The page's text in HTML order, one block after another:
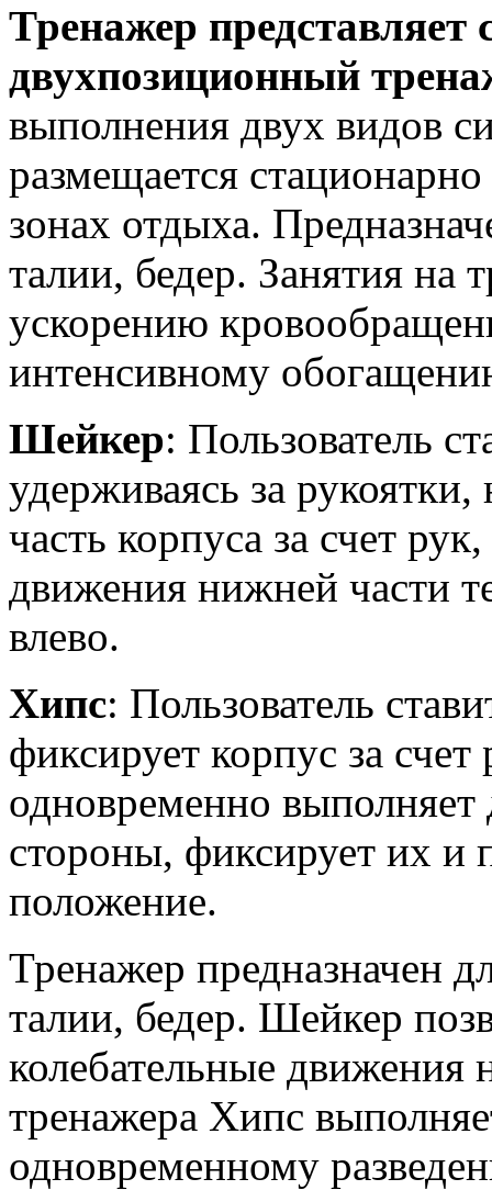
Тренажер представляет
двухпозиционный
выполнения двух видов
размещается
зонах отдыха.
талии, бедер. Занятия на
ускорению
интенсивному
Шейкер: Пользователь
удерживаясь за
часть корпуса за счет
движения нижней части
влево.
Хипс: Пользователь
фиксирует корпус за
одновременно
стороны, фиксирует их и
положение.
Тренажер предназначен
талии, бедер. Шейкер
колебательные движения
тренажера Хипс
одновременному